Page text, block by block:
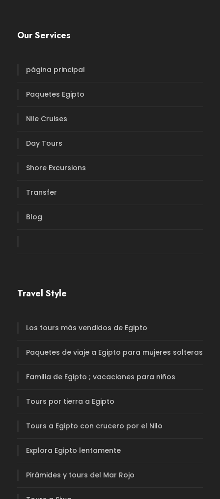
Our Services
página principal
Paquetes Egipto
Nile Cruises
Day Tours
Shore Excursions
Transfer
Blog
Travel Style
Los tours más vendidos de Egipto
Paquetes de viaje a Egipto para mujeres solteras
Familia de Egipto ; vacaciones para niños
Tours por tierra a Egipto
Tours a Egipto con crucero por el Nilo
Explora Egipto lentamente
Pirámides y tours del Mar Rojo